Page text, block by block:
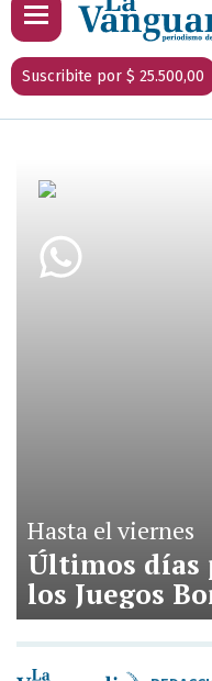
Suscribite por $ 25.500,00
Hasta el viernes
Últimos días
los Juegos